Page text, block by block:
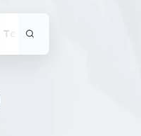
Технологии